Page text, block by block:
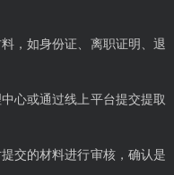
，如身份证、离职证明、退
心或通过线上平台提交提取
交的材料进行审核，确认是